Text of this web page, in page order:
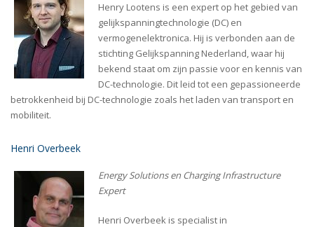
Henry Lootens is een expert op het gebied van
gelijkspanningtechnologie (DC) en
vermogenelektronica. Hij is verbonden aan de
stichting Gelijkspanning Nederland, waar hij
bekend staat om zijn passie voor en kennis van
DC-technologie. Dit leid tot een gepassioneerde
betrokkenheid bij DC-technologie zoals het laden van transport en
mobiliteit.
Henri Overbeek
Energy Solutions en Charging Infrastructure
Expert
Henri Overbeek is specialist in